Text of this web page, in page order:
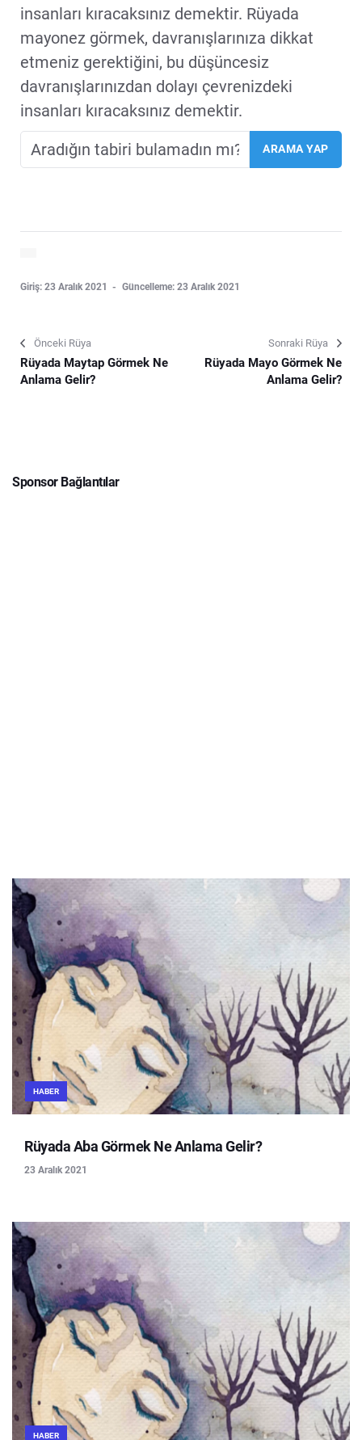
insanları kıracaksınız demektir. Rüyada
mayonez görmek, davranışlarınıza dikkat
etmeniz gerektiğini, bu düşüncesiz
davranışlarınızdan dolayı çevrenizdeki
insanları kıracaksınız demektir.
Giriş: 23 Aralık 2021 Güncelleme: 23 Aralık 2021
Önceki Rüya
Rüyada Maytap Görmek Ne
Anlama Gelir?
Sonraki Rüya
Rüyada Mayo Görmek Ne
Anlama Gelir?
Sponsor Bağlantılar
HABER
Rüyada Aba Görmek Ne Anlama Gelir?
23 Aralık 2021
HABER